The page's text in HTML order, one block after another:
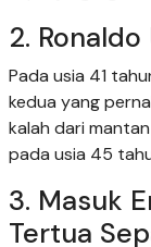
2.
Pada usia 41
kedua yang
kalah dari
pada usia 45
3. Masuk
Tertua